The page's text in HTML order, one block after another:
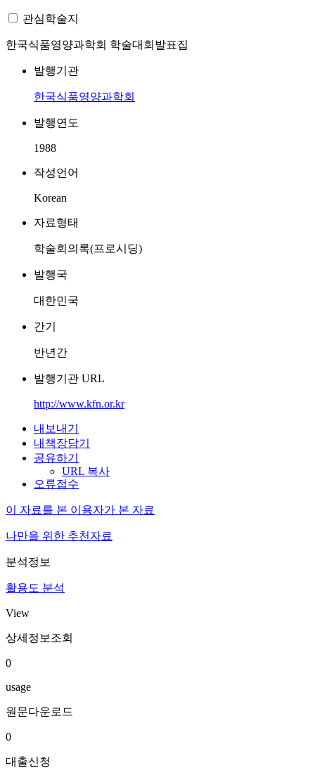
관심학술지
한국식품영양과학회 학술대회발표집
발행기관
한국식품영양과학회
발행연도
1988
작성언어
Korean
자료형태
학술회의록(프로시딩)
발행국
대한민국
간기
반년간
발행기관 URL
http://www.kfn.or.kr
내보내기
내책장담기
공유하기
URL 복사
오류접수
이 자료를 본 이용자가 본 자료
나만을 위한 추천자료
분석정보
활용도 분석
View
상세정보조회
0
usage
원문다운로드
0
대출신청